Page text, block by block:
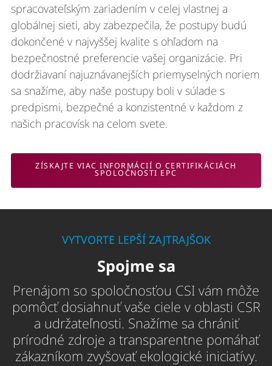
spracovateľským zariadením v celej vlastnej a
globálnej sieti, aby zabezpečila, že postupy budú
dokončené v najvyššej kvalite s ohľadom na
bezpečnostné preferencie vašej organizácie. Pri
dodržiavaní najuznávanejších priemyselných noriem
sa snažíme, aby naše postupy boli v súlade s
predpismi, bezpečné a konzistentné v každom z
našich pracovísk na celom svete.
ZÍSKAJTE VIAC INFORMÁCIÍ O CERTIFIKÁCIÁCH
SPOLOČNOSTI EPC
VYTVORTE LEPŠÍ ZAJTRAJŠOK
Spojme sa
Prenájom so spoločnosťou CSI vám môže
pomôcť dosiahnuť vaše ciele v oblasti CSR
a udržateľnosti. Snažíme sa chrániť
prírodné zdroje a transparentne pomáhať
zákazníkom zvyšovať ekologické iniciatívy.